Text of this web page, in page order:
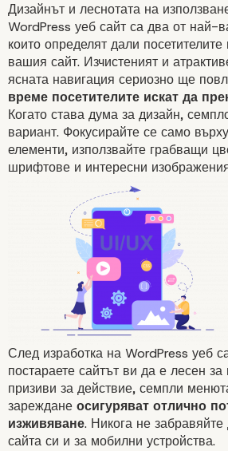
Дизайнът и леснотата на
WordPress уеб сайт са два от най-
които определят дали
вашия сайт. Изчистеният и
ясната навигация сериозно ще
време посетителите искат да
Когато става дума за дизайн,
вариант. Фокусирайте се само
елементи, използвайте грабващи
шрифтове и интересни
След изработка на WordPress уеб
постараете сайтът ви да е лесен
призиви за действие, семпли
зареждане осигуряват отлично
изживяване. Никога не
сайта си и за мобилни устройства.